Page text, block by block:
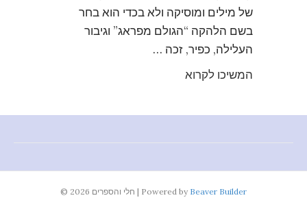
של מילים ומוסיקה ולא בכדי הוא בחר
בשם הלהקה “הגולם מפראג” וגיבור
העלילה, כפיר, זכה …
המשיכו לקרוא
© 2026 חלי והספרים | Powered by Beaver Builder